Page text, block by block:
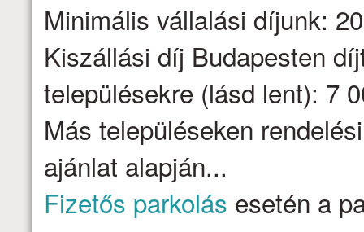
Minimális vállalási díjunk:
Kiszállási díj Budapesten
településekre (lásd lent): 7
Más településeken
ajánlat alapján...
Fizetős parkolás esetén a